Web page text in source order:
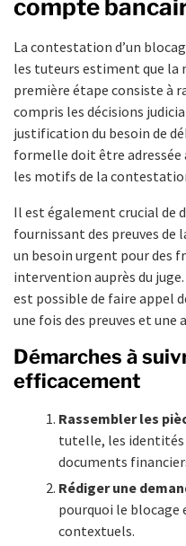
compte
La contestation d’un
les tuteurs estiment que la
première étape consiste à
compris les décisions
justification du besoin de
formelle doit être
les motifs de la
Il est également crucial de
fournissant des preuves de
un besoin urgent pour des
intervention auprès du
est possible de faire appel
une fois des preuves et
Démarches à
efficacement
Rassembler les
tutelle, les identités
documents
Rédiger une
pourquoi le
contextuels.